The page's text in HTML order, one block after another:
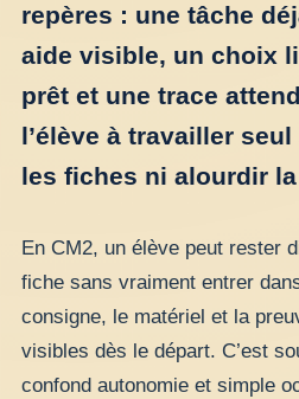
repères : une tâche
aide visible, un choix
prêt et une trace
l’élève à travailler
les fiches ni alourdir
En CM2, un élève peut rester
fiche sans vraiment entrer
consigne, le matériel et la
visibles dès le départ. C’est
confond autonomie et simple